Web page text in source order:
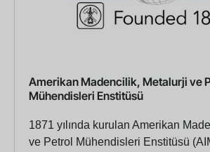
Amerikan Madencilik, Metalurji ve
Mühendisleri Enstitüsü
1871 yılında kurulan Amerikan
ve Petrol Mühendisleri Enstitüsü